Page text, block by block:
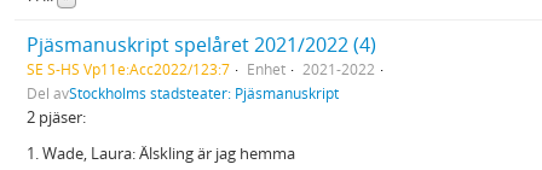
Pjäsmanuskript spelåret 2021/2022 (4)
SE S-HS Vp11e:Acc2022/123:7 Enhet
2021-2022
Del avStockholms stadsteater: Pjäsmanuskript
2 pjäser:
1. Wade, Laura: Älskling är jag hemma